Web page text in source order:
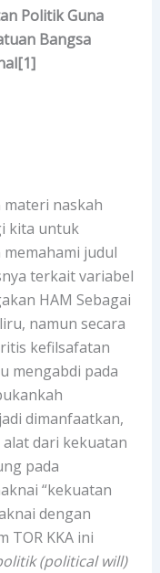
Politik Guna
Bangsa
materi naskah
kita untuk
judul
terkait variabel
HAM Sebagai
namun secara
kefilsafatan
mengabdi pada
dimanfaatkan,
dari kekuatan
pada
“kekuatan
dengan
TOR KKA ini
(political will)